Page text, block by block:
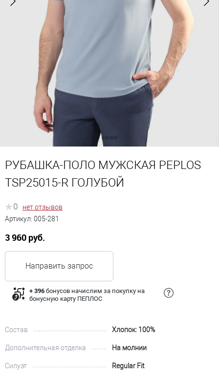
РУБАШКА-ПОЛО МУЖСКАЯ PEPLOS
TSP25015-R ГОЛУБОЙ
0
нет отзывов
Артикул: 005-281
3 960 руб.
Направить запрос
+ 396 бонусов начислим за покупку на
бонусную карту ПЕПЛОС
Состав Хлопок: 100%
Дополнительная отделка На молнии
Силуэт Regular Fit